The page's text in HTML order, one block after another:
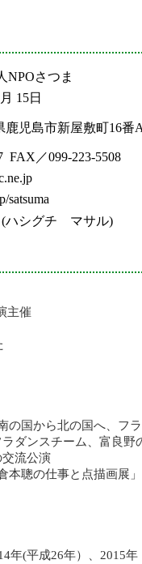
NPOさつま
15日
鹿児島市新屋敷町16番
FAX／099-223-5508
satsuma
シグチ マサル)
主催
から北の国へ、フラ
ム、富良野のフ
演
の仕事と点描画展」
成26年）、2015年